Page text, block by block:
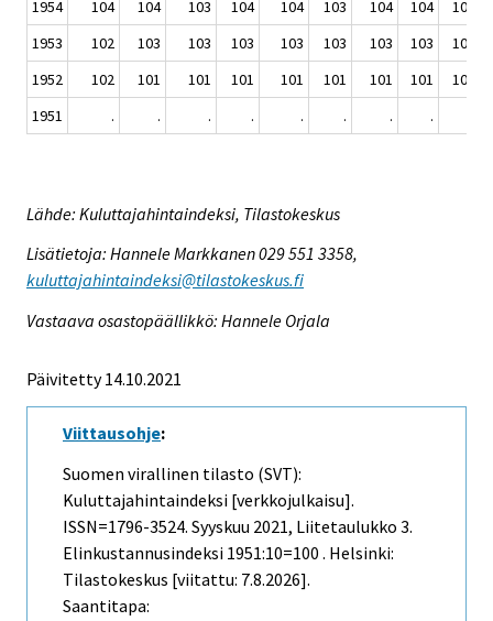
1954
104 104 103 104 104 103 104 104
104
1953
102 103 103 103 103 103 103 103
103
1952
102 101 101 101 101 101 101 101
101
1951
. . . . . . . .
Lähde: Kuluttajahintaindeksi, Tilastokeskus
Lisätietoja: Hannele Markkanen 029 551 3358,
kuluttajahintaindeksi@tilastokeskus.fi
Vastaava osastopäällikkö: Hannele Orjala
Päivitetty 14.10.2021
Viittausohje:
Suomen virallinen tilasto (SVT):
Kuluttajahintaindeksi [verkkojulkaisu].
ISSN=1796-3524. Syyskuu 2021, Liitetaulukko 3.
Elinkustannusindeksi 1951:10=100 . Helsinki:
Tilastokeskus [viitattu: 7.8.2026].
Saantitapa: